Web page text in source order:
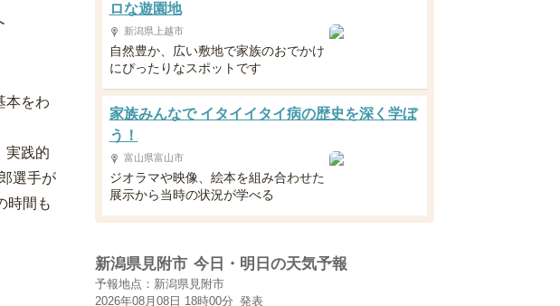
本をわ
実践的
選手が
時間も
ロな遊園地
新潟県上越市
自然豊か、広い敷地で家族のおでかけ
にぴったりなスポットです
家族みんなで イタイイタイ病の歴史を深く学ぼ
う！
富山県富山市
ジオラマや映像、絵本を組み合わせた
展示から当時の状況が学べる
新潟県見附市 今日・明日の天気予報
予報地点：新潟県見附市
2026年08月08日 18時00分 発表